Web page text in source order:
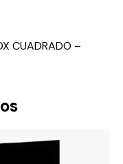
CUADRADO –